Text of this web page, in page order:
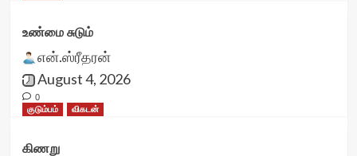
உண்மை சுடும்
என்.ஸ்ரீதரன்
August 4, 2026
0
குடும்பம்
விகடன்
கிணறு